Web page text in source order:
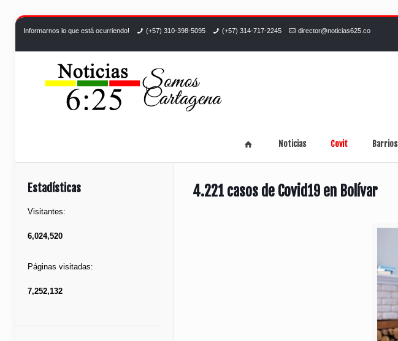
Informarnos lo que está ocurriendo! (+57) 310-398-5095 (+57) 314-717-2245 director@noticias625.co
Noticias Covit Barrios
4.221 casos de Covid19 en Bolívar
Estadísticas
Visitantes:
6,024,520
Páginas visitadas:
7,252,132